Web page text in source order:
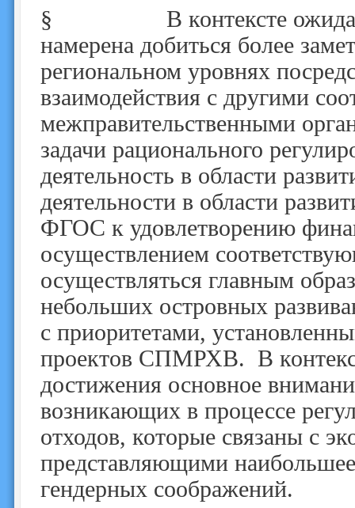
§ В контексте
намерена добиться более
региональном уровнях
взаимодействия с другими
межправительственными
задачи рационального
деятельность в области
деятельности в области
ФГОС к удовлетворению
осуществлением
осуществляться главным
небольших островных
с приоритетами,
проектов СПМРХВ. В
достижения основное
возникающих в процессе
отходов, которые связаны с
представляющими
гендерных соображений.